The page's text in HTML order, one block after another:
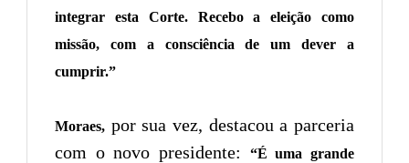
integrar esta Corte. Recebo a eleição como
missão, com a consciência de um dever a
cumprir.”
Moraes, por sua vez, destacou a parceria
com o novo presidente:
“É uma grande